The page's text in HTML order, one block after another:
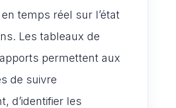
temps réel sur l’état
Les tableaux de
permettent aux
de suivre
d’identifier les